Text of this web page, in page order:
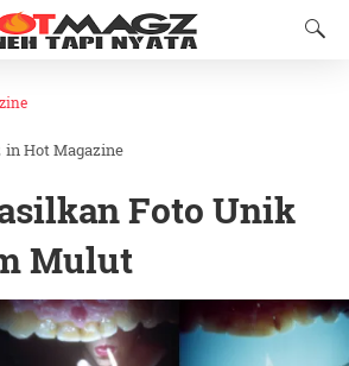
inHot Magazine
Foto Unik
Mulut